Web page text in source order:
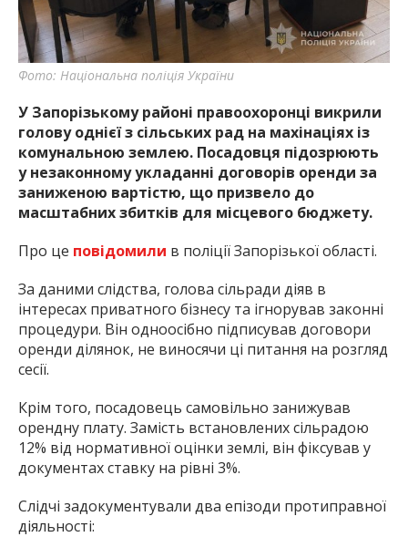
Фото: Національна поліція України
У Запорізькому районі правоохоронці викрили
голову однієї з сільських рад на махінаціях із
комунальною землею. Посадовця підозрюють
у незаконному укладанні договорів оренди за
заниженою вартістю, що призвело до
масштабних збитків для місцевого бюджету.
Про це повідомили в поліції Запорізької області.
За даними слідства, голова сільради діяв в
інтересах приватного бізнесу та ігнорував законні
процедури. Він одноосібно підписував договори
оренди ділянок, не виносячи ці питання на розгляд
сесії.
Крім того, посадовець самовільно занижував
орендну плату. Замість встановлених сільрадою
12% від нормативної оцінки землі, він фіксував у
документах ставку на рівні 3%.
Слідчі задокументували два епізоди протиправної
діяльності: